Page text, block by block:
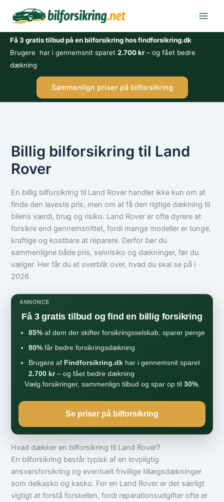
Få 3 gratis tilbud på en bilforsikring hos findforsikring.dk
Brugere har i gennemsnit sparet 2.700 kr– og fået bedre
dækning
Sammenlign priser på bilforsikring
Billig bilforsikring til Land
Rover
En billig bilforsikring til Land Rover handler ikke kun om at
finde den laveste pris, men om at få den rigtige dækning til
bilens værdi, brug og risiko. Land Rover er ofte dyrere at
forsikre end gennemsnittet, fordi mange modeller er tunge,
kraftige og kostbare at reparere. Derfor bør du
sammenligne både pris, selvrisiko og dækninger, før du
vælger. Her får du et overblik over, hvad du skal se på i
2026.
ANNONCE
Få 3 gratis tilbud og find en billig forsikring
85% af dem der skifter forsikringsselskab, sparer penge
80% får bedre forsikringsdækning
Brugere af Findforsikring.dk har i gennemsnit sparet
2.700 kr– og fået bedre dækning
Vælg forsikringer, sammenlign tilbud og spar op til 30%.
Se priser på bilforsikring
Hvad dækker en bilforsikring til Land Rover?
En bilforsikring består typisk af en lovpligtig
ansvarsforsikring og eventuelt frivillige tillægsdækninger
som delkasko og kasko. For en Land Rover er det særligt
vigtigt at forstå forskellen, fordi reparationsudgifter ofte er